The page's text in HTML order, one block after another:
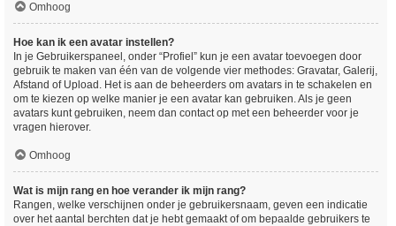
Omhoog
Hoe kan ik een avatar instellen?
In je Gebruikerspaneel, onder “Profiel” kun je een avatar toevoegen door
gebruik te maken van één van de volgende vier methodes: Gravatar, Galerij,
Afstand of Upload. Het is aan de beheerders om avatars in te schakelen en
om te kiezen op welke manier je een avatar kan gebruiken. Als je geen
avatars kunt gebruiken, neem dan contact op met een beheerder voor je
vragen hierover.
Omhoog
Wat is mijn rang en hoe verander ik mijn rang?
Rangen, welke verschijnen onder je gebruikersnaam, geven een indicatie
over het aantal berchten dat je hebt gemaakt of om bepaalde gebruikers te